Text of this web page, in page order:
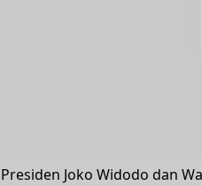
Presiden Joko Widodo dan